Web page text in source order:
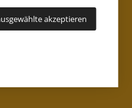
akzeptieren
Bielefeld
3